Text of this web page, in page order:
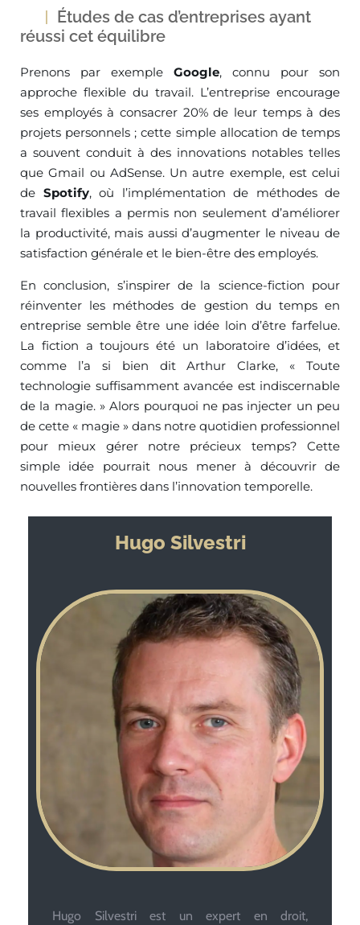
Études de cas d’entreprises ayant
réussi cet équilibre
Prenons par exemple Google, connu pour son
approche flexible du travail. L’entreprise encourage
ses employés à consacrer 20% de leur temps à des
projets personnels ; cette simple allocation de temps
a souvent conduit à des innovations notables telles
que Gmail ou AdSense. Un autre exemple, est celui
de Spotify, où l’implémentation de méthodes de
travail flexibles a permis non seulement d’améliorer
la productivité, mais aussi d’augmenter le niveau de
satisfaction générale et le bien-être des employés.
En conclusion, s’inspirer de la science-fiction pour
réinventer les méthodes de gestion du temps en
entreprise semble être une idée loin d’être farfelue.
La fiction a toujours été un laboratoire d’idées, et
comme l’a si bien dit Arthur Clarke, « Toute
technologie suffisamment avancée est indiscernable
de la magie. » Alors pourquoi ne pas injecter un peu
de cette « magie » dans notre quotidien professionnel
pour mieux gérer notre précieux temps? Cette
simple idée pourrait nous mener à découvrir de
nouvelles frontières dans l’innovation temporelle.
Hugo Silvestri
Hugo Silvestri est un expert en droit,